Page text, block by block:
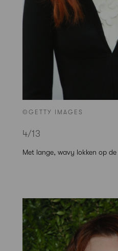
©GETTY IMAGES
4/13
Met lange, wavy lokken op